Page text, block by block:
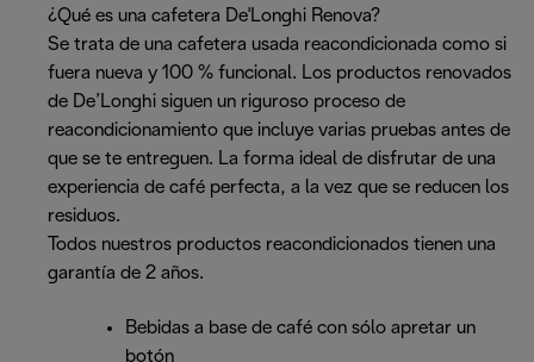
¿Qué es una cafetera De'Longhi Renova?
Se trata de una cafetera usada reacondicionada como si
fuera nueva y 100 % funcional. Los productos renovados
de De’Longhi siguen un riguroso proceso de
reacondicionamiento que incluye varias pruebas antes de
que se te entreguen. La forma ideal de disfrutar de una
experiencia de café perfecta, a la vez que se reducen los
residuos.
Todos nuestros productos reacondicionados tienen una
garantía de 2 años.
Bebidas a base de café con sólo apretar un
botón